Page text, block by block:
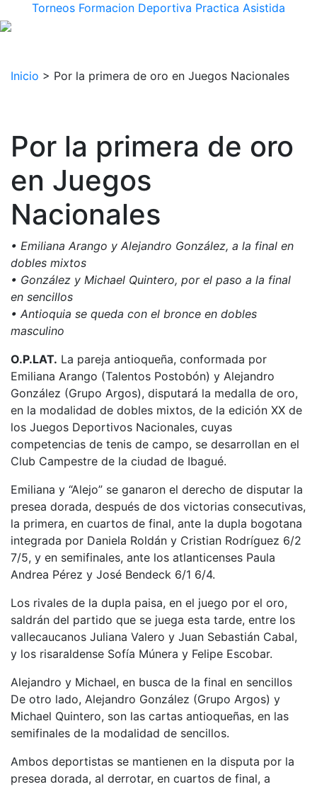
Torneos Formacion Deportiva Practica Asistida
Inicio > Por la primera de oro en Juegos Nacionales
Por la primera de oro
en Juegos
Nacionales
• Emiliana Arango y Alejandro González, a la final en
dobles mixtos
• González y Michael Quintero, por el paso a la final
en sencillos
• Antioquia se queda con el bronce en dobles
masculino
O.P.LAT. La pareja antioqueña, conformada por
Emiliana Arango (Talentos Postobón) y Alejandro
González (Grupo Argos), disputará la medalla de oro,
en la modalidad de dobles mixtos, de la edición XX de
los Juegos Deportivos Nacionales, cuyas
competencias de tenis de campo, se desarrollan en el
Club Campestre de la ciudad de Ibagué.
Emiliana y “Alejo” se ganaron el derecho de disputar la
presea dorada, después de dos victorias consecutivas,
la primera, en cuartos de final, ante la dupla bogotana
integrada por Daniela Roldán y Cristian Rodríguez 6/2
7/5, y en semifinales, ante los atlanticenses Paula
Andrea Pérez y José Bendeck 6/1 6/4.
Los rivales de la dupla paisa, en el juego por el oro,
saldrán del partido que se juega esta tarde, entre los
vallecaucanos Juliana Valero y Juan Sebastián Cabal,
y los risaraldense Sofía Múnera y Felipe Escobar.
Alejandro y Michael, en busca de la final en sencillos
De otro lado, Alejandro González (Grupo Argos) y
Michael Quintero, son las cartas antioqueñas, en las
semifinales de la modalidad de sencillos.
Ambos deportistas se mantienen en la disputa por la
presea dorada, al derrotar, en cuartos de final, a